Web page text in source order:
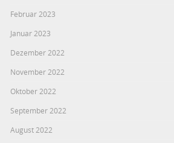
Februar 2023
Januar 2023
Dezember 2022
November 2022
Oktober 2022
September 2022
August 2022